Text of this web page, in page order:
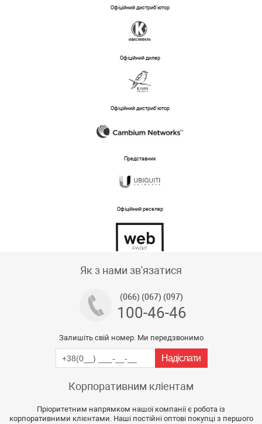
Офіційний дистриб'ютор
Офіційний дилер
Офіційний дистриб'ютор
Представник
Офіційний реселер
Як з нами зв'язатися
(066) (067) (097)
100-46-46
Залишіть свій номер. Ми передзвонимо
Корпоративним кліентам
Пріоритетним напрямком нашої компанії є робота із
корпоративними клієнтами. Наші постійні оптові покупці з першого